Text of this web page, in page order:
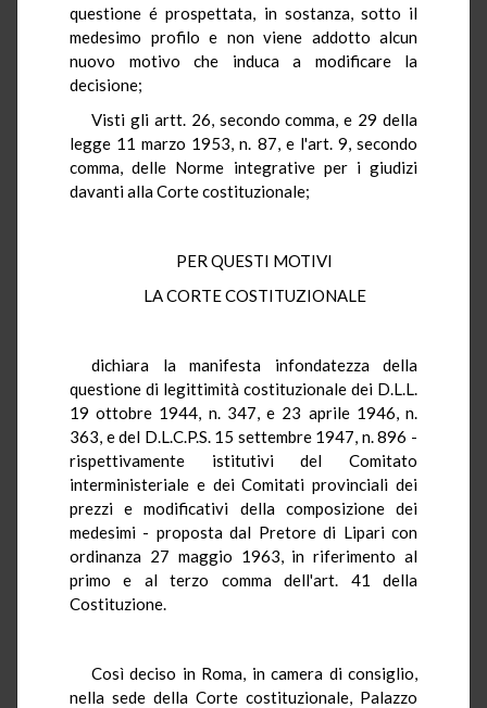
questione é prospettata, in sostanza, sotto il
medesimo profilo e non viene addotto alcun
nuovo motivo che induca a modificare la
decisione;
Visti gli artt. 26, secondo comma, e 29 della
legge 11 marzo 1953, n. 87, e l'art. 9, secondo
comma, delle Norme integrative per i giudizi
davanti alla Corte costituzionale;
PER QUESTI MOTIVI
LA CORTE COSTITUZIONALE
dichiara la manifesta infondatezza della
questione di legittimità costituzionale dei D.L.L.
19 ottobre 1944, n. 347, e 23 aprile 1946, n.
363, e del D.L.C.P.S. 15 settembre 1947, n. 896 -
rispettivamente istitutivi del Comitato
interministeriale e dei Comitati provinciali dei
prezzi e modificativi della composizione dei
medesimi - proposta dal Pretore di Lipari con
ordinanza 27 maggio 1963, in riferimento al
primo e al terzo comma dell'art. 41 della
Costituzione.
Così deciso in Roma, in camera di consiglio,
nella sede della Corte costituzionale, Palazzo